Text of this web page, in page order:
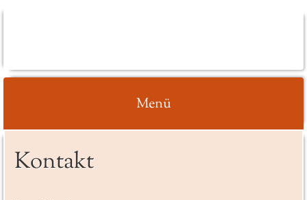
(SCHAUFLER-
STEUDACH)
Menü
zum
Kontakt